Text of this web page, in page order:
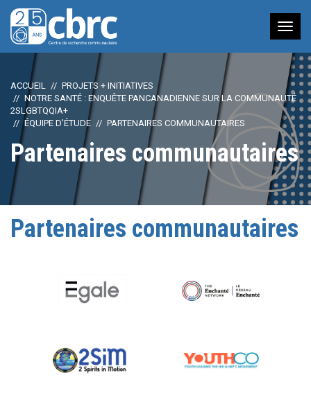
à
ACCUEIL
PROJETS + INITIATIVES
NOTRE SANTÉ : ENQUÊTE PANCANADIENNE SUR LA COMMUNAUTÉ
2SLGBTQQIA+
ÉQUIPE D'ÉTUDE
PARTENAIRES COMMUNAUTAIRES
Partenaires communautaires
Partenaires communautaires